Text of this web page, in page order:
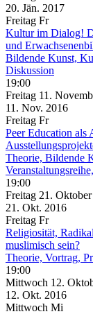
20. Jän. 2017
Freitag Fr
Kultur im Dialog!
und
Bildende Kunst,
Diskussion
19:00
Freitag 11.
11. Nov. 2016
Freitag Fr
Peer Education als
Theorie, Bildende
19:00
Freitag 21. Oktober
21. Okt. 2016
Freitag Fr
Religiosität,
muslimisch sein?
Theorie, Vortrag,
19:00
Mittwoch 12.
12. Okt. 2016
Mittwoch Mi